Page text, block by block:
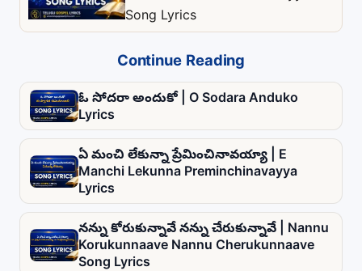
Song Lyrics
Continue Reading
ఓ సోదరా అందుకో | O Sodara Anduko
Lyrics
ఏ మంచి లేకున్నా ప్రేమించినావయ్యా | E
Manchi Lekunna Preminchinavayya
Lyrics
నన్ను కోరుకున్నావే నన్ను చేరుకున్నావే | Nannu
Korukunnaave Nannu Cherukunnaave
Song Lyrics